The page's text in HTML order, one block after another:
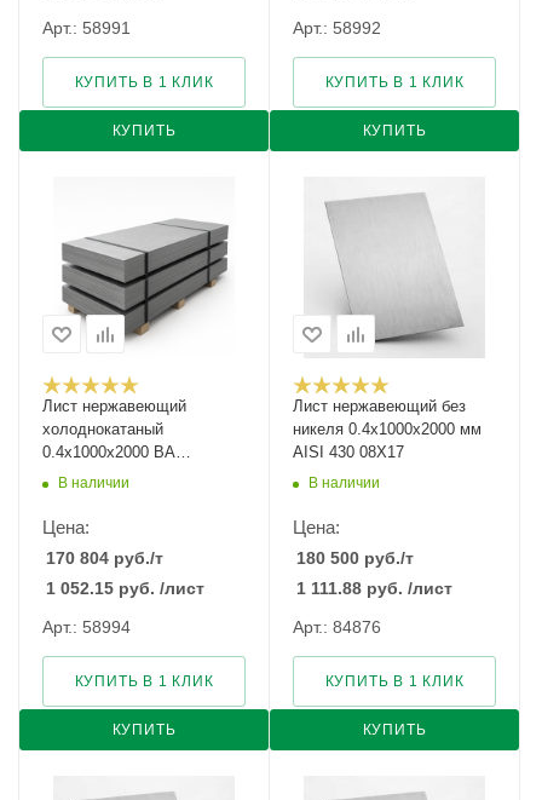
Арт.: 58991
КУПИТЬ
КУПИТЬ В 1 КЛИК
Арт.: 58992
КУПИТЬ
КУПИТЬ В 1 КЛИК
Лист нержавеющий
холоднокатаный
0.4х1000х2000 BA
зеркальный
В наличии
Цена:
170 804 руб./т
1 052.15 руб. /лист
Арт.: 58994
КУПИТЬ
КУПИТЬ В 1 КЛИК
Лист нержавеющий без
никеля 0.4х1000х2000 мм
AISI 430 08Х17
В наличии
Цена:
180 500 руб./т
1 111.88 руб. /лист
Арт.: 84876
КУПИТЬ
КУПИТЬ В 1 КЛИК